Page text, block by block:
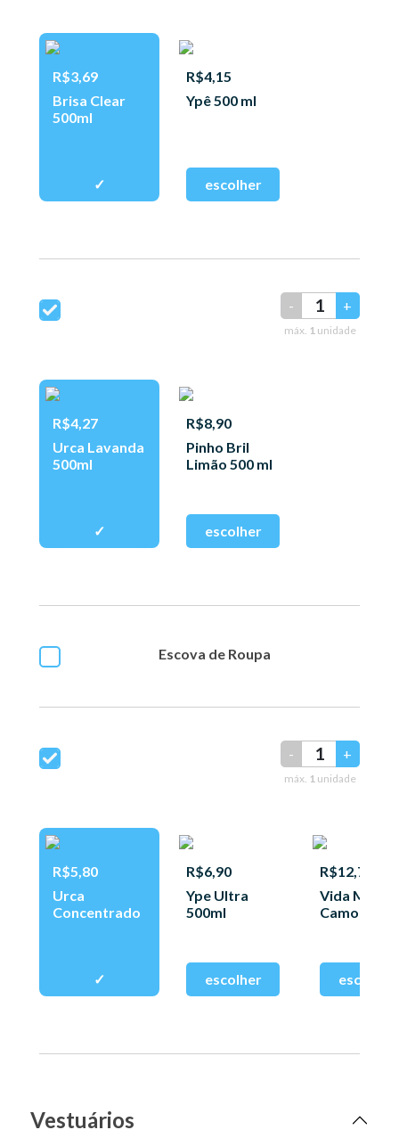
R$3,69
Brisa Clear
500ml
R$4,15
Ypê 500 ml
- +
máx. 1 unidade
R$4,27
Urca Lavanda
500ml
R$8,90
Pinho Bril
Limão 500 ml
Escova de Roupa
- +
máx. 1 unidade
R$5,80
Urca
Concentrado
R$6,90
Ype Ultra
500ml
R$12,77
Vida Macia
Camomila
Vestuários